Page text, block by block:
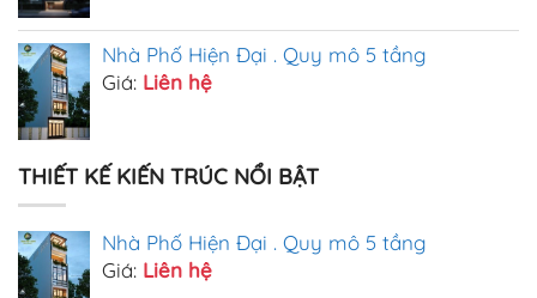
Nhà Phố Hiện Đại . Quy mô 5 tầng
Giá: Liên hệ
THIẾT KẾ KIẾN TRÚC NỔI BẬT
Nhà Phố Hiện Đại . Quy mô 5 tầng
Giá: Liên hệ